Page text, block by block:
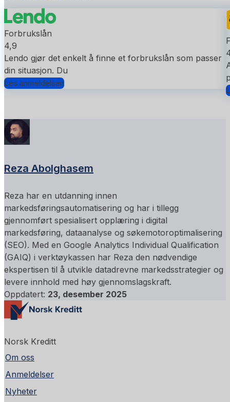
Forbrukslån
4,9
Lendo gjør det enkelt å finne et forbrukslån som passer
din situasjon. Du
Les anmeldelsen
Reza Abolghasem
Reza har en utdanning innen
markedsføringsautomatisering og har i tillegg
gjennomført spesialisert opplæring i digital
markedsføring, dataanalyse og søkemotoroptimalisering
(SEO). Med en Google Analytics Individual Qualification
(GAIQ) i verktøykassen har Reza den nødvendige
ekspertisen til å utvikle datadrevne markedsstrategier og
levere innhold med høy gjennomslagskraft.
Oppdatert: 23, desember 2025
Norsk Kreditt
Om oss
Anmeldelser
Nyheter